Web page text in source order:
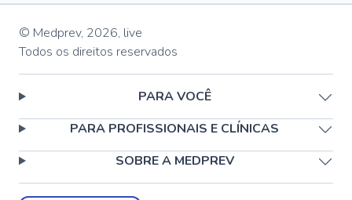
© Medprev, 2026, live
Todos os direitos reservados
PARA VOCÊ
PARA PROFISSIONAIS E CLÍNICAS
SOBRE A MEDPREV